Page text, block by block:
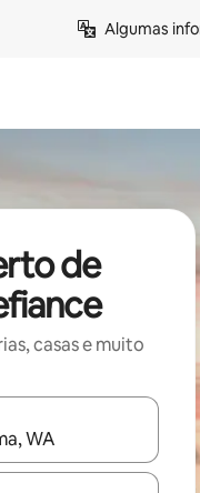
Algumas
de
casas e muito
disponíveis, navegue